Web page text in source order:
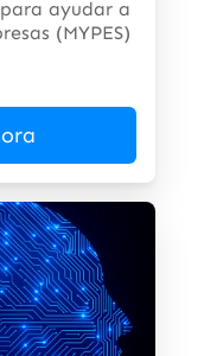
ayudar a
(MYPES)